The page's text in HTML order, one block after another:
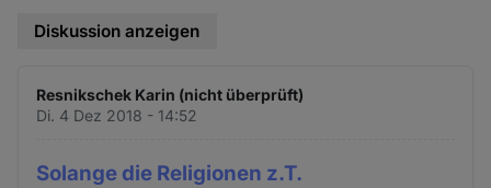
Diskussion anzeigen
Resnikschek Karin (nicht überprüft)
Di. 4 Dez 2018 - 14:52
Solange die Religionen z.T.